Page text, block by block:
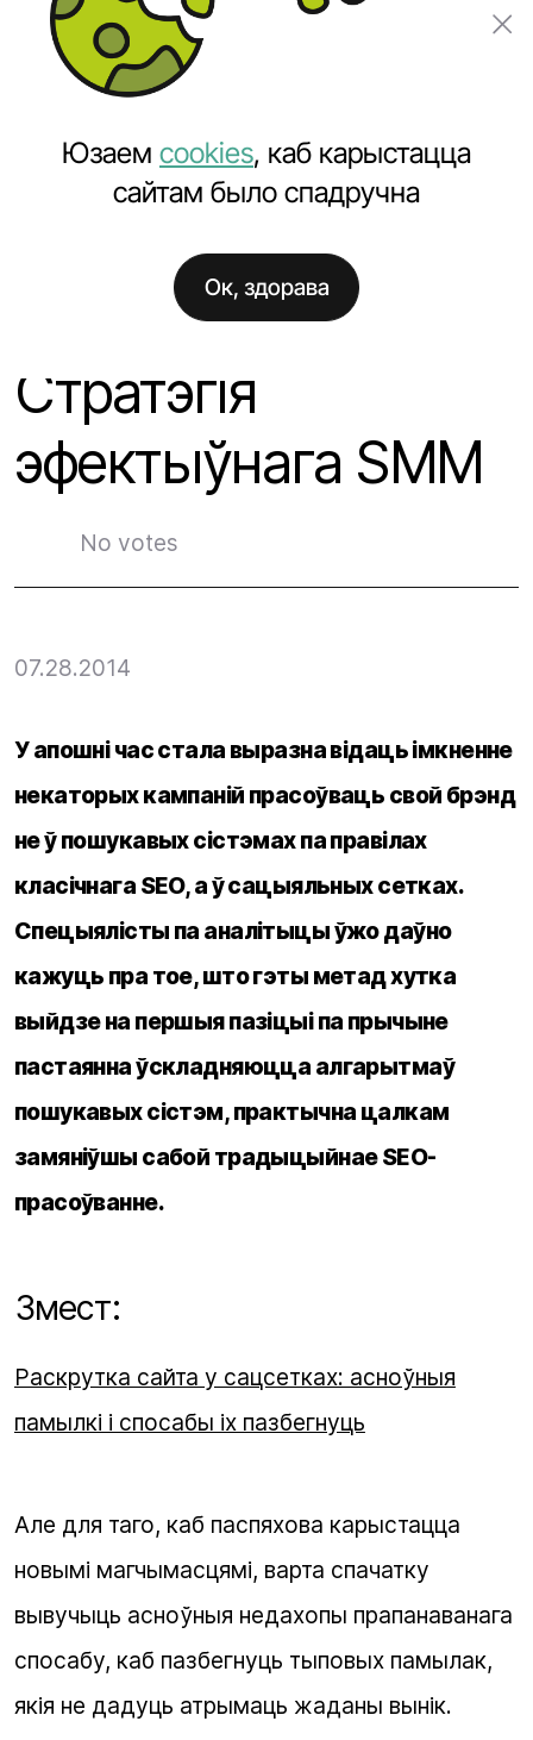
Навіны Стратэгія эфектыўнага SMM
Стратэгія
эфектыўнага SMM
No votes
07.28.2014
У апошні час стала выразна відаць імкненне
некаторых кампаній прасоўваць свой брэнд
не ў пошукавых сістэмах па правілах
класічнага SEO, а ў сацыяльных сетках.
Спецыялісты па аналітыцы ўжо даўно
кажуць пра тое, што гэты метад хутка
выйдзе на першыя пазіцыі па прычыне
пастаянна ўскладняюцца алгарытмаў
пошукавых сістэм, практычна цалкам
замяніўшы сабой традыцыйнае SEO-
прасоўванне.
Змест:
Раскрутка сайта у сацсетках: асноўныя
памылкі і спосабы іх пазбегнуць
Але для таго, каб паспяхова карыстацца
новымі магчымасцямі, варта спачатку
вывучыць асноўныя недахопы прапанаванага
спосабу, каб пазбегнуць тыповых памылак,
якія не дадуць атрымаць жаданы вынік.
Юзаем cookies, каб карыстацца
сайтам было спадручна
Ок, здорава